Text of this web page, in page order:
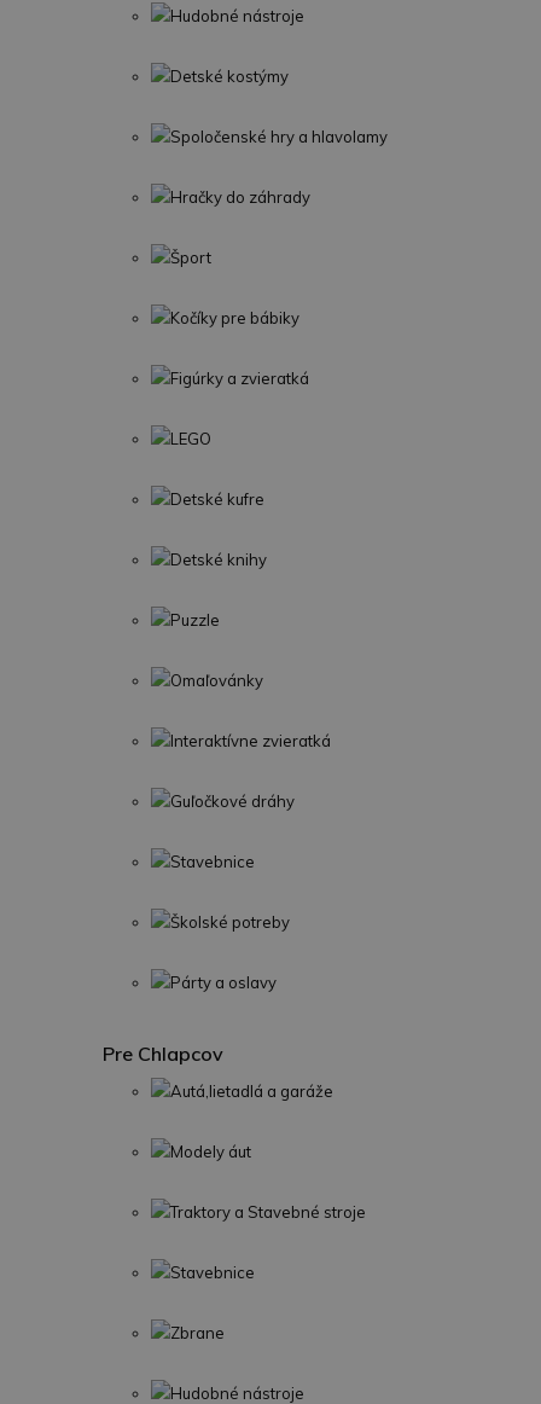
Hudobné nástroje
Detské kostýmy
Spoločenské hry a hlavolamy
Hračky do záhrady
Šport
Kočíky pre bábiky
Figúrky a zvieratká
LEGO
Detské kufre
Detské knihy
Puzzle
Omaľovánky
Interaktívne zvieratká
Guľočkové dráhy
Stavebnice
Školské potreby
Párty a oslavy
Pre Chlapcov
Autá,lietadlá a garáže
Modely áut
Traktory a Stavebné stroje
Stavebnice
Zbrane
Hudobné nástroje